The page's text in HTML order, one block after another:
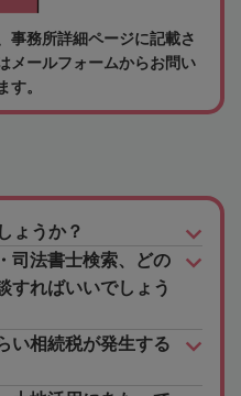
事務所詳細ページに記載さ
メールフォームからお問い
す。
ょうか？
司法書士検索、どの
すればいいでしょう
い相続税が発生する